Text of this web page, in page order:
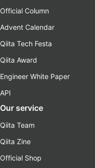
Official Column
Advent Calendar
Qiita Tech Festa
Qiita Award
Engineer White Paper
API
Our service
Qiita Team
Qiita Zine
Official Shop